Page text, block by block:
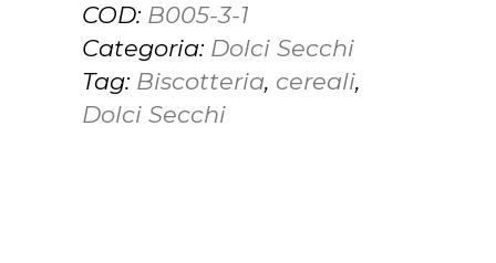
250
gr.
quantity
COD: B005-3-1
Categoria: Dolci Secchi
Tag: Biscotteria, cereali,
Dolci Secchi